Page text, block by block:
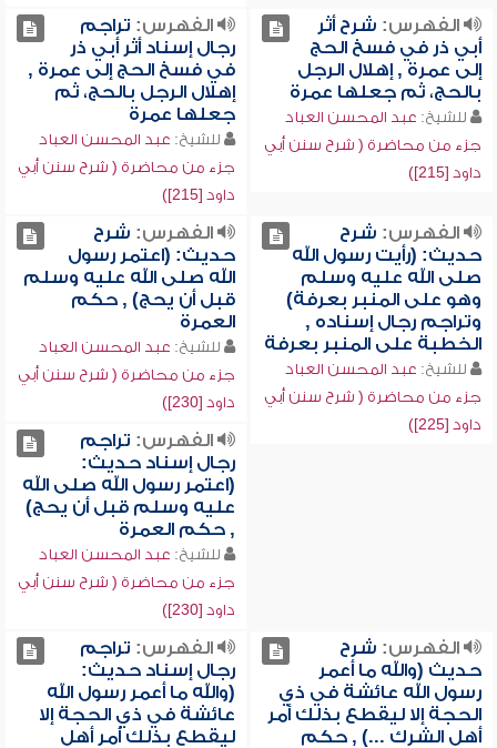
الفهرس: شرح أثر
أبي ذر في فسخ الحج
إلى عمرة , إهلال الرجل
بالحج، ثم جعلها عمرة
للشيخ: عبد المحسن العباد
جزء من محاضرة ( شرح سنن أبي
داود [215])
الفهرس: تراجم
رجال إسناد أثر أبي ذر
في فسخ الحج إلى عمرة ,
إهلال الرجل بالحج، ثم
جعلها عمرة
للشيخ: عبد المحسن العباد
جزء من محاضرة ( شرح سنن أبي
داود [215])
الفهرس: شرح
حديث: (رأيت رسول الله
صلى الله عليه وسلم
وهو على المنبر بعرفة)
وتراجم رجال إسناده ,
الخطبة على المنبر بعرفة
للشيخ: عبد المحسن العباد
جزء من محاضرة ( شرح سنن أبي
داود [225])
الفهرس: شرح
حديث: (اعتمر رسول
الله صلى الله عليه وسلم
قبل أن يحج) , حكم
العمرة
للشيخ: عبد المحسن العباد
جزء من محاضرة ( شرح سنن أبي
داود [230])
الفهرس: تراجم
رجال إسناد حديث:
(اعتمر رسول الله صلى الله
عليه وسلم قبل أن يحج)
, حكم العمرة
للشيخ: عبد المحسن العباد
جزء من محاضرة ( شرح سنن أبي
داود [230])
الفهرس: شرح
حديث (والله ما أعمر
رسول الله عائشة في ذي
الحجة إلا ليقطع بذلك أمر
أهل الشرك ...) , حكم
الفهرس: تراجم
رجال إسناد حديث:
(والله ما أعمر رسول الله
عائشة في ذي الحجة إلا
ليقطع بذلك أمر أهل